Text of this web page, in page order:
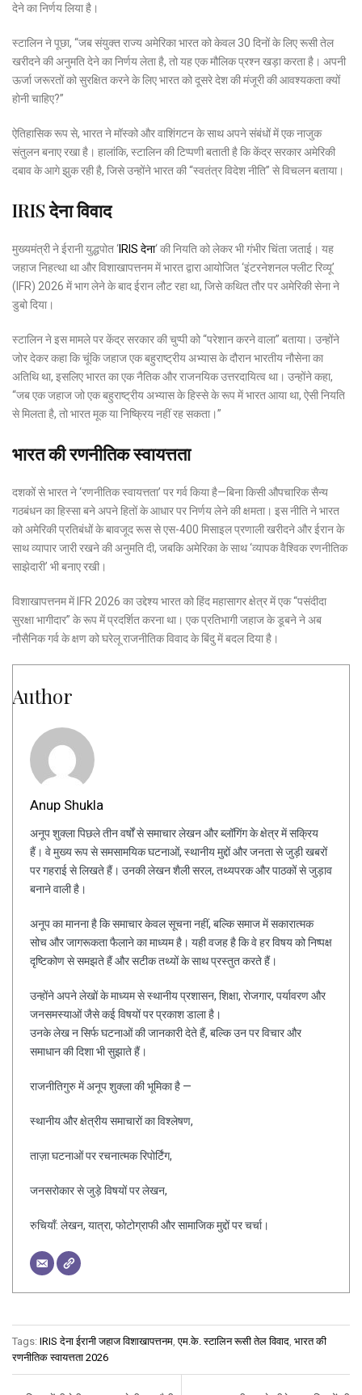
देने का निर्णय लिया है।
स्टालिन ने पूछा, “जब संयुक्त राज्य अमेरिका भारत को केवल 30 दिनों के लिए रूसी तेल
खरीदने की अनुमति देने का निर्णय लेता है, तो यह एक मौलिक प्रश्न खड़ा करता है। अपनी
ऊर्जा जरूरतों को सुरक्षित करने के लिए भारत को दूसरे देश की मंजूरी की आवश्यकता क्यों
होनी चाहिए?”
ऐतिहासिक रूप से, भारत ने मॉस्को और वाशिंगटन के साथ अपने संबंधों में एक नाजुक
संतुलन बनाए रखा है। हालांकि, स्टालिन की टिप्पणी बताती है कि केंद्र सरकार अमेरिकी
दबाव के आगे झुक रही है, जिसे उन्होंने भारत की “स्वतंत्र विदेश नीति” से विचलन बताया।
IRIS देना विवाद
मुख्यमंत्री ने ईरानी युद्धपोत ‘ IRIS देना‘ की नियति को लेकर भी गंभीर चिंता जताई। यह
जहाज निहत्था था और विशाखापत्तनम में भारत द्वारा आयोजित ‘इंटरनेशनल फ्लीट रिव्यू’
(IFR) 2026 में भाग लेने के बाद ईरान लौट रहा था, जिसे कथित तौर पर अमेरिकी सेना ने
डुबो दिया।
स्टालिन ने इस मामले पर केंद्र सरकार की चुप्पी को “परेशान करने वाला” बताया। उन्होंने
जोर देकर कहा कि चूंकि जहाज एक बहुराष्ट्रीय अभ्यास के दौरान भारतीय नौसेना का
अतिथि था, इसलिए भारत का एक नैतिक और राजनयिक उत्तरदायित्व था। उन्होंने कहा,
“जब एक जहाज जो एक बहुराष्ट्रीय अभ्यास के हिस्से के रूप में भारत आया था, ऐसी नियति
से मिलता है, तो भारत मूक या निष्क्रिय नहीं रह सकता।”
भारत की रणनीतिक स्वायत्तता
दशकों से भारत ने ‘रणनीतिक स्वायत्तता’ पर गर्व किया है—बिना किसी औपचारिक सैन्य
गठबंधन का हिस्सा बने अपने हितों के आधार पर निर्णय लेने की क्षमता। इस नीति ने भारत
को अमेरिकी प्रतिबंधों के बावजूद रूस से एस-400 मिसाइल प्रणाली खरीदने और ईरान के
साथ व्यापार जारी रखने की अनुमति दी, जबकि अमेरिका के साथ ‘व्यापक वैश्विक रणनीतिक
साझेदारी’ भी बनाए रखी।
विशाखापत्तनम में IFR 2026 का उद्देश्य भारत को हिंद महासागर क्षेत्र में एक “पसंदीदा
सुरक्षा भागीदार” के रूप में प्रदर्शित करना था। एक प्रतिभागी जहाज के डूबने ने अब
नौसैनिक गर्व के क्षण को घरेलू राजनीतिक विवाद के बिंदु में बदल दिया है।
Author
Anup Shukla
अनूप शुक्ला पिछले तीन वर्षों से समाचार लेखन और ब्लॉगिंग के क्षेत्र में सक्रिय
हैं। वे मुख्य रूप से समसामयिक घटनाओं, स्थानीय मुद्दों और जनता से जुड़ी खबरों
पर गहराई से लिखते हैं। उनकी लेखन शैली सरल, तथ्यपरक और पाठकों से जुड़ाव
बनाने वाली है।
अनूप का मानना है कि समाचार केवल सूचना नहीं, बल्कि समाज में सकारात्मक
सोच और जागरूकता फैलाने का माध्यम है। यही वजह है कि वे हर विषय को निष्पक्ष
दृष्टिकोण से समझते हैं और सटीक तथ्यों के साथ प्रस्तुत करते हैं।
उन्होंने अपने लेखों के माध्यम से स्थानीय प्रशासन, शिक्षा, रोजगार, पर्यावरण और
जनसमस्याओं जैसे कई विषयों पर प्रकाश डाला है।
उनके लेख न सिर्फ घटनाओं की जानकारी देते हैं, बल्कि उन पर विचार और
समाधान की दिशा भी सुझाते हैं।
राजनीतिगुरु में अनूप शुक्ला की भूमिका है —
स्थानीय और क्षेत्रीय समाचारों का विश्लेषण,
ताज़ा घटनाओं पर रचनात्मक रिपोर्टिंग,
जनसरोकार से जुड़े विषयों पर लेखन,
रुचियाँ: लेखन, यात्रा, फोटोग्राफी और सामाजिक मुद्दों पर चर्चा।
Tags: IRIS देना ईरानी जहाज विशाखापत्तनम ,एम.के. स्टालिन रूसी तेल विवाद भारत की
रणनीतिक स्वायत्तता 2026